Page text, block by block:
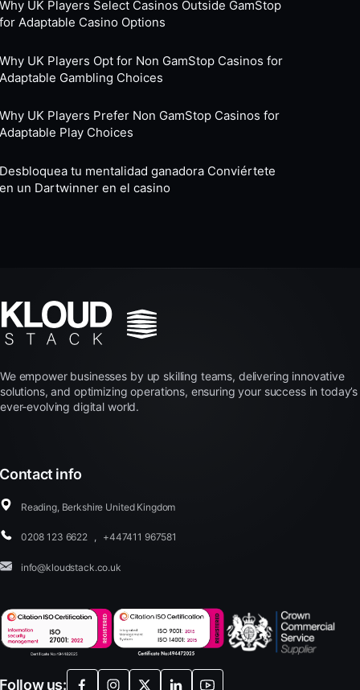
Why UK Players Select Casinos Outside GamStop
for Adaptable Casino Options
Why UK Players Opt for Non GamStop Casinos for
Adaptable Gambling Choices
Why UK Players Prefer Non GamStop Casinos for
Adaptable Play Choices
Desbloquea tu mentalidad ganadora Conviértete
en un Dartwinner en el casino
We empower businesses by up skilling teams, delivering innovative
solutions, and optimizing operations, ensuring your success in today’s
ever-evolving digital world.
Contact info
Reading, Berkshire United Kingdom
0208 123 6622 , +447411 967581
info@kloudstack.co.uk
Follow us: